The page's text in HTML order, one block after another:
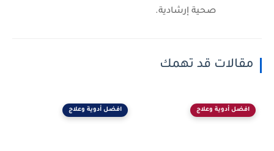
صحية إرشادية.
مقالات قد تهمك
افضل أدوية وعلاج افضل أدوية وعلاج